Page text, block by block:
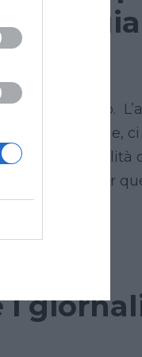
molto sentito.
online,
la possibilità
arbitraria. Per
i